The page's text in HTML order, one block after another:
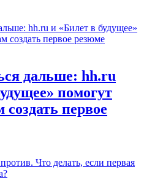
дальше: hh.ru
помогут
первое